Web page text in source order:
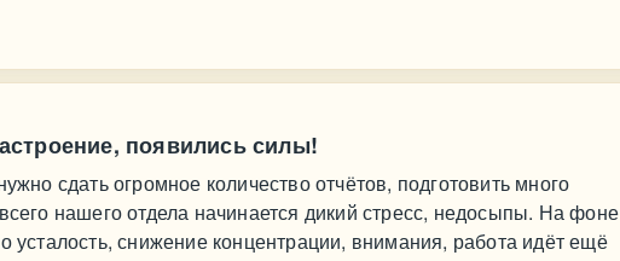
появились силы!
сдать огромное количество отчётов, подготовить много
нашего отдела начинается дикий стресс, недосыпы. На фоне
усталость, снижение концентрации, внимания, работа идёт ещё